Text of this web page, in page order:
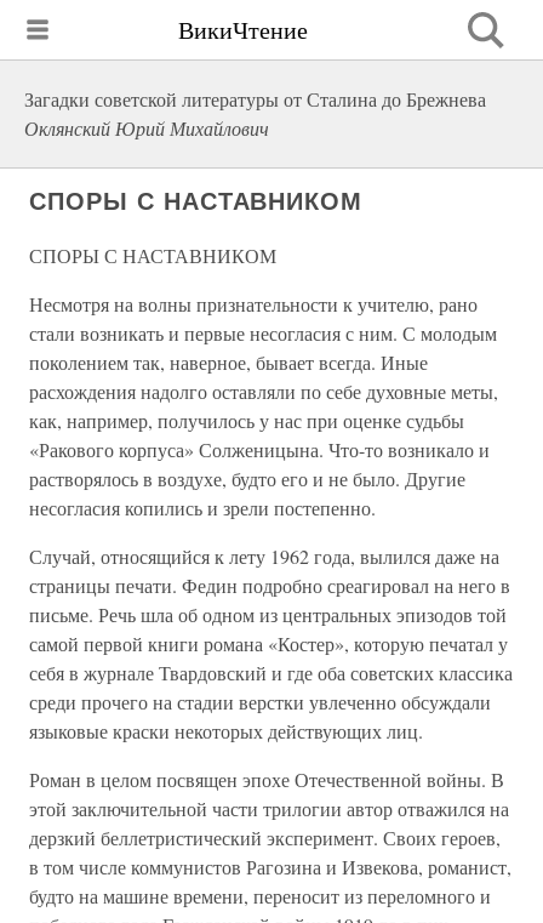
ВикиЧтение
Загадки советской литературы от Сталина до Брежнева
Оклянский Юрий Михайлович
СПОРЫ С НАСТАВНИКОМ
СПОРЫ С НАСТАВНИКОМ
Несмотря на волны признательности к учителю, рано
стали возникать и первые несогласия с ним. С молодым
поколением так, наверное, бывает всегда. Иные
расхождения надолго оставляли по себе духовные меты,
как, например, получилось у нас при оценке судьбы
«Ракового корпуса» Солженицына. Что-то возникало и
растворялось в воздухе, будто его и не было. Другие
несогласия копились и зрели постепенно.
Случай, относящийся к лету 1962 года, вылился даже на
страницы печати. Федин подробно среагировал на него в
письме. Речь шла об одном из центральных эпизодов той
самой первой книги романа «Костер», которую печатал у
себя в журнале Твардовский и где оба советских классика
среди прочего на стадии верстки увлеченно обсуждали
языковые краски некоторых действующих лиц.
Роман в целом посвящен эпохе Отечественной войны. В
этой заключительной части трилогии автор отважился на
дерзкий беллетристический эксперимент. Своих героев,
в том числе коммунистов Рагозина и Извекова, романист,
будто на машине времени, переносит из переломного и